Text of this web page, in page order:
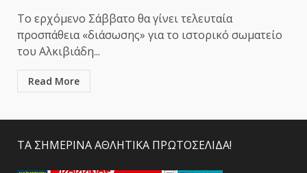
Το ερχόμενο Σάββατο θα γίνει τελευταία
προσπάθεια «διάσωσης» για το ιστορικό σωματείο
του Αλκιβιάδη...
Read More
ΤΑ ΣΗΜΕΡΙΝΑ ΑΘΛΗΤΙΚΑ ΠΡΩΤΟΣΕΛΙΔΑ!